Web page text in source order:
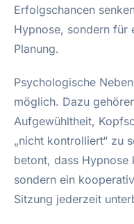
Erfolgschancen
Hypnose, sondern für
Planung.
Psychologische
möglich. Dazu
Aufgewühltheit,
„nicht kontrolliert“ zu
betont, dass Hypnose
sondern ein
Sitzung jederzeit